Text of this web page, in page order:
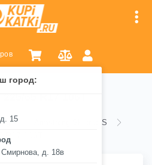
город:
15
д. 18в
65 R17 106T
Armstrong Ski-trac S
106T